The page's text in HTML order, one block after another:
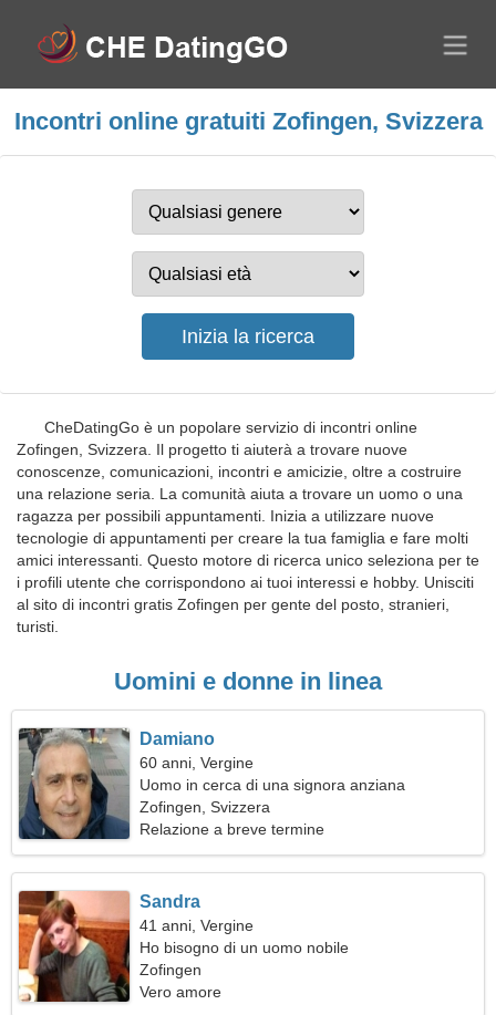
Incontri online gratuiti Zofingen, Svizzera
CheDatingGo è un popolare servizio di incontri online
Zofingen, Svizzera. Il progetto ti aiuterà a trovare nuove
conoscenze, comunicazioni, incontri e amicizie, oltre a costruire
una relazione seria. La comunità aiuta a trovare un uomo o una
ragazza per possibili appuntamenti. Inizia a utilizzare nuove
tecnologie di appuntamenti per creare la tua famiglia e fare molti
amici interessanti. Questo motore di ricerca unico seleziona per te
i profili utente che corrispondono ai tuoi interessi e hobby. Unisciti
al sito di incontri gratis Zofingen per gente del posto, stranieri,
turisti.
Uomini e donne in linea
Damiano
60 anni, Vergine
Uomo in cerca di una signora anziana
Zofingen, Svizzera
Relazione a breve termine
Sandra
41 anni, Vergine
Ho bisogno di un uomo nobile
Zofingen
Vero amore